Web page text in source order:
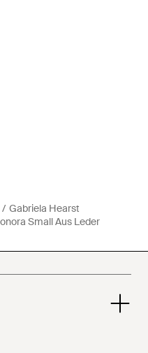
Gabriela Hearst
Small Aus Leder